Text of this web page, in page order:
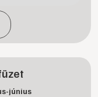
június